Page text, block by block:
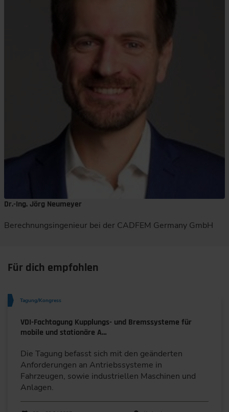
Dr.-Ing. Jörg Neumeyer
Berechnungsingenieur bei der CADFEM Germany GmbH
Für dich empfohlen
Tagung/Kongress
VDI-Fachtagung Kupplungs- und Bremssysteme für
mobile und stationäre A…
Die Tagung befasst sich mit den geänderten
Anforderungen an Antriebssysteme in
Fahrzeugen, sowie industriellen Maschinen und
Anlagen.